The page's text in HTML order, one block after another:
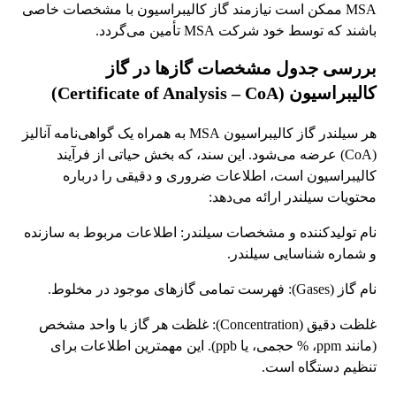
MSA ممکن است نیازمند گاز کالیبراسیون با مشخصات خاصی
باشند که توسط خود شرکت MSA تأمین می‌گردد.
بررسی جدول مشخصات گازها در گاز
کالیبراسیون (Certificate of Analysis – CoA)
هر سیلندر گاز کالیبراسیون MSA به همراه یک گواهی‌نامه آنالیز
(CoA) عرضه می‌شود. این سند، که بخش حیاتی از فرآیند
کالیبراسیون است، اطلاعات ضروری و دقیقی را درباره
محتویات سیلندر ارائه می‌دهد:
نام تولیدکننده و مشخصات سیلندر: اطلاعات مربوط به سازنده
و شماره شناسایی سیلندر.
نام گاز (Gases): فهرست تمامی گازهای موجود در مخلوط.
غلظت دقیق (Concentration): غلظت هر گاز با واحد مشخص
(مانند ppm، % حجمی، یا ppb). این مهمترین اطلاعات برای
تنظیم دستگاه است.